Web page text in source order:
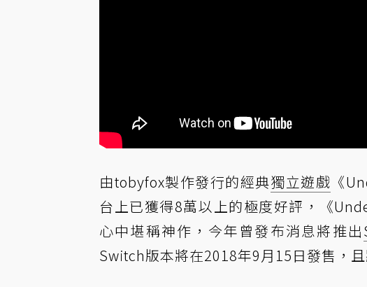
由tobyfox製作發行的經典獨立遊戲 《
台上已獲得8萬以上的極度好評，《
心中堪稱神作，今年曾發布消息將推出
Switch版本將在2018年9月15日發售，